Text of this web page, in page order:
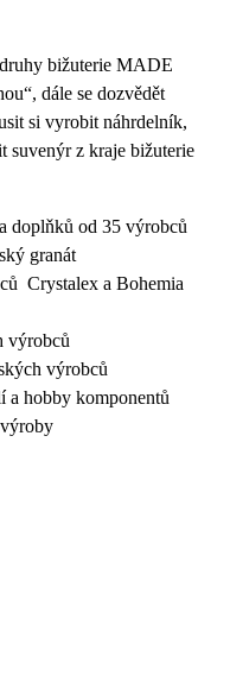
druhy bižuterie MADE
dále se dozvědět
si vyrobit náhrdelník,
suvenýr z kraje bižuterie
doplňků od 35 výrobců
granát
Crystalex a Bohemia
výrobců
výrobců
a hobby komponentů